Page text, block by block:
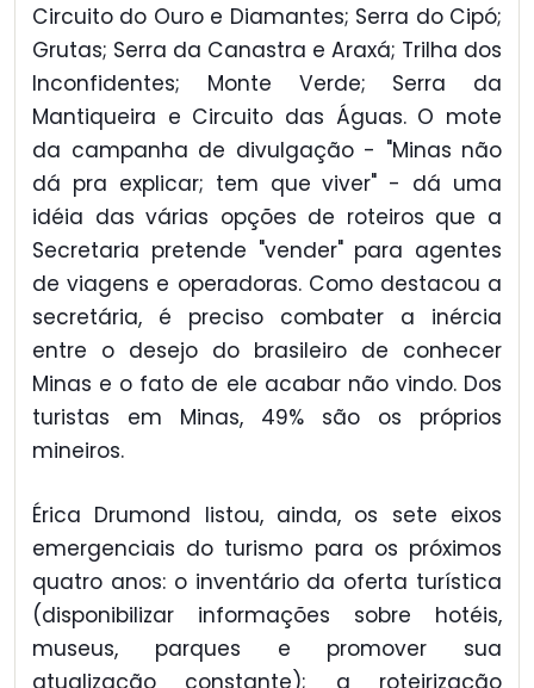
Circuito do Ouro e Diamantes; Serra do Cipó;
Grutas; Serra da Canastra e Araxá; Trilha dos
Inconfidentes; Monte Verde; Serra da
Mantiqueira e Circuito das Águas. O mote
da campanha de divulgação - "Minas não
dá pra explicar; tem que viver" - dá uma
idéia das várias opções de roteiros que a
Secretaria pretende "vender" para agentes
de viagens e operadoras. Como destacou a
secretária, é preciso combater a inércia
entre o desejo do brasileiro de conhecer
Minas e o fato de ele acabar não vindo. Dos
turistas em Minas, 49% são os próprios
mineiros.
Érica Drumond listou, ainda, os sete eixos
emergenciais do turismo para os próximos
quatro anos: o inventário da oferta turística
(disponibilizar informações sobre hotéis,
museus, parques e promover sua
atualização constante); a roteirização